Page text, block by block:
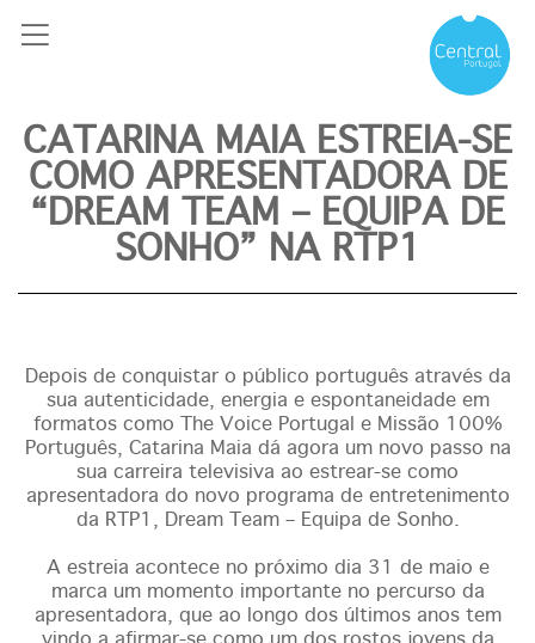
CATARINA MAIA ESTREIA-SE
COMO APRESENTADORA DE
“DREAM TEAM – EQUIPA DE
SONHO” NA RTP1
Depois de conquistar o público português através da
sua autenticidade, energia e espontaneidade em
formatos como The Voice Portugal e Missão 100%
Português, Catarina Maia dá agora um novo passo na
sua carreira televisiva ao estrear-se como
apresentadora do novo programa de entretenimento
da RTP1, Dream Team – Equipa de Sonho.
A estreia acontece no próximo dia 31 de maio e
marca um momento importante no percurso da
apresentadora, que ao longo dos últimos anos tem